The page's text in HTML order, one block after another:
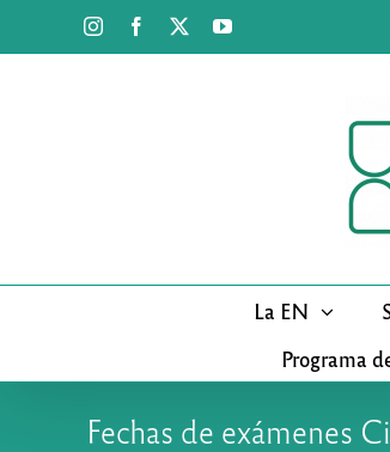
InstagramFacebook YouTube
La EN
Programa
Fechas de exámenes